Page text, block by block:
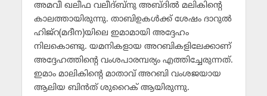
അമവീ ഖലീഫ വലീദ്ബ്‌നു അബ്ദില്‍ മലികിന്റെ
കാലത്തായിരുന്നു. താബിഉകള്‍ക്ക് ശേഷം ദാറുല്‍
ഹിജ്‌റ(മദീന)യിലെ ഇമാമായി അദ്ദേഹം
നിലകൊണ്ടു. യമനികളായ അറബികളിലേക്കാണ്
അദ്ദേഹത്തിന്റെ വംശപാരമ്പര്യം എത്തിച്ചേരുന്നത്.
ഇമാം മാലികിന്റെ മാതാവ് അറബി വംശജയായ
ആലിയ ബിന്‍ത് ശുറൈക് ആയിരുന്നു.